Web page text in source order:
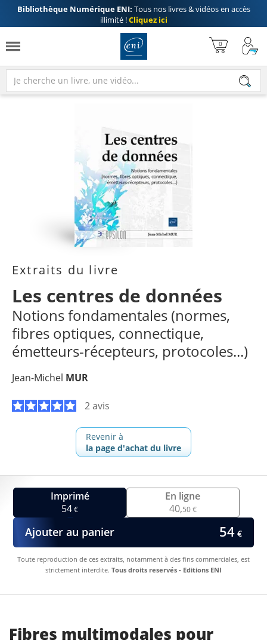
Bibliothèque Numérique ENI: Tous nos livres & vidéos en accès
illimité !Cliquez ici
Extraits du livre
Les centres de données
Notions fondamentales (normes,
fibres optiques, connectique,
émetteurs-récepteurs, protocoles...)
Jean-Michel MUR
2 avis
Revenir à
la page d'achat du livre
Imprimé
54€
En ligne
40,50 €
Ajouter au panier 54€
Toute reproduction de ces extraits, notamment à des fins commerciales, est
strictement interdite. Tous droits reservés - Editions ENI
Fibres multimodales pour